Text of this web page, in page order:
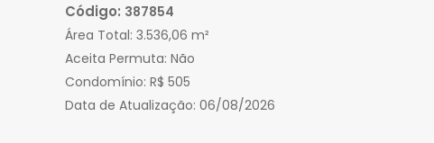
Código: 387854
Área Total:3.536,06 m²
Aceita Permuta:Não
Condomínio:R$ 505
Data de Atualização:06/08/2026